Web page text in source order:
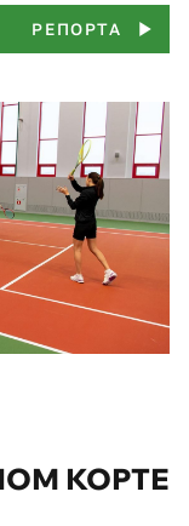
РЕПОРТАЖ
КОРТЕ